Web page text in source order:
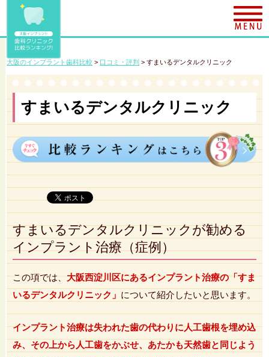
大阪のインプラント歯科比較 > 口コミ・評判 >すまいるデンタルクリニック
すまいるデンタルクリニック
すまいるデンタルクリニックが勧める
インプラント治療（症例）
この項では、大阪西淀川区にあるインプラント治療の「すま
いるデンタルクリニック」 について紹介したいと思います。
インプラント治療は失われた歯の代わりに人工歯根を埋め込
み、その上から人工歯をかぶせ、あたかも天然歯と同じよう